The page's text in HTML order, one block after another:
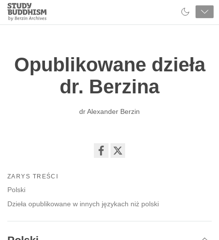
Close
Study
Buddhism
Opublikowane dzieła
dr. Berzina
dr Alexander Berzin
ZARYS TREŚCI
Polski
Dzieła opublikowane w innych językach niż polski